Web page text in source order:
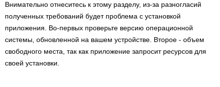
Внимательно отнеситесь к этому разделу, из-за разногласий
полученных требований будет проблема с установкой
приложения. Во-первых проверьте версию операционной
системы, обновленной на вашем устройстве. Второе - объем
свободного места, так как приложение запросит ресурсов для
своей установки.